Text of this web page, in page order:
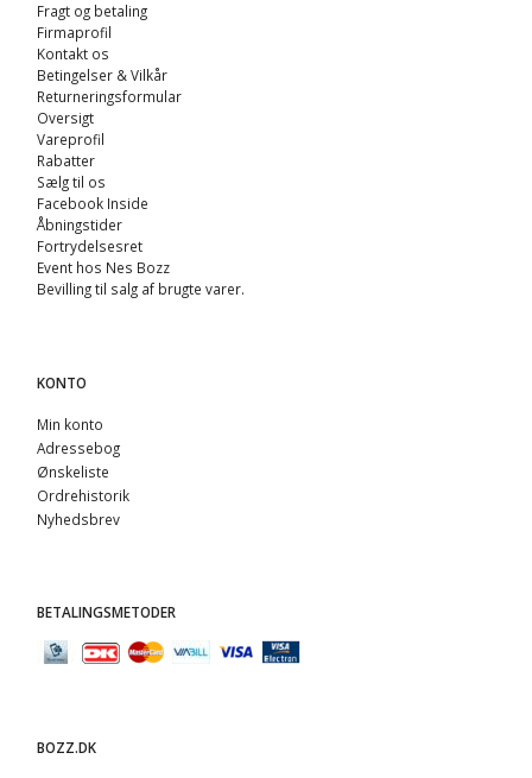
Fragt og betaling
Firmaprofil
Kontakt os
Betingelser & Vilkår
Returneringsformular
Oversigt
Vareprofil
Rabatter
Sælg til os
Facebook Inside
Åbningstider
Fortrydelsesret
Event hos Nes Bozz
Bevilling til salg af brugte varer.
KONTO
Min konto
Adressebog
Ønskeliste
Ordrehistorik
Nyhedsbrev
BETALINGSMETODER
BOZZ.DK